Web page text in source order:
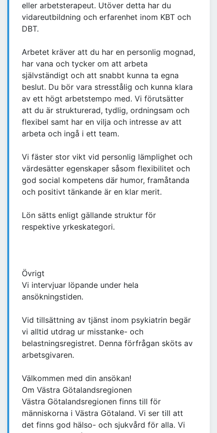
eller arbetsterapeut. Utöver detta har du
vidareutbildning och erfarenhet inom KBT och
DBT.
Arbetet kräver att du har en personlig mognad,
har vana och tycker om att arbeta
självständigt och att snabbt kunna ta egna
beslut. Du bör vara stresstålig och kunna klara
av ett högt arbetstempo med. Vi förutsätter
att du är strukturerad, tydlig, ordningsam och
flexibel samt har en vilja och intresse av att
arbeta och ingå i ett team.
Vi fäster stor vikt vid personlig lämplighet och
värdesätter egenskaper såsom flexibilitet och
god social kompetens där humor, framåtanda
och positivt tänkande är en klar merit.
Lön sätts enligt gällande struktur för
respektive yrkeskategori.
Övrigt
Vi intervjuar löpande under hela
ansökningstiden.
Vid tillsättning av tjänst inom psykiatrin begär
vi alltid utdrag ur misstanke- och
belastningsregistret. Denna förfrågan sköts av
arbetsgivaren.
Välkommen med din ansökan!
Om Västra Götalandsregionen
Västra Götalandsregionen finns till för
människorna i Västra Götaland. Vi ser till att
det finns god hälso- och sjukvård för alla. Vi